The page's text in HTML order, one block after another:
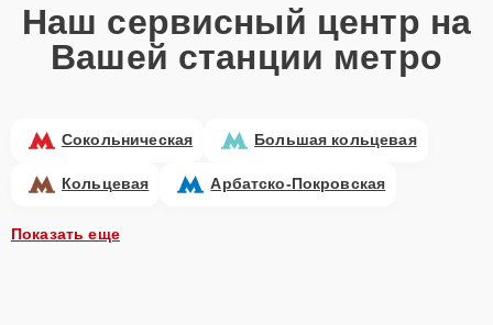
Наш сервисный центр на
Вашей станции метро
Сокольническая Большая кольцевая
Кольцевая Арбатско-Покровская
Показать еще